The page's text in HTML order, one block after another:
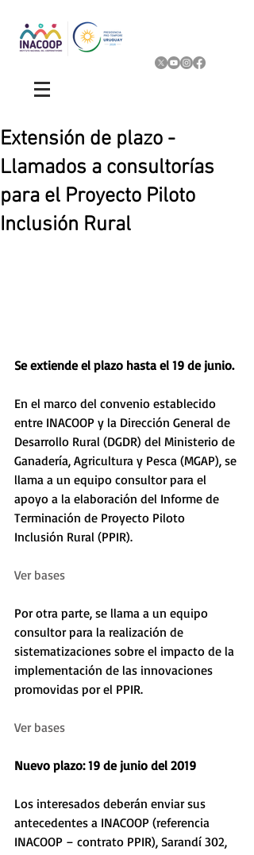
Extensión de plazo -
Llamados a consultorías
para el Proyecto Piloto
Inclusión Rural
Se extiende el plazo hasta el 19 de junio.
En el marco del convenio establecido
entre INACOOP y la Dirección General de
Desarrollo Rural (DGDR) del Ministerio de
Ganadería, Agricultura y Pesca (MGAP), se
llama a un equipo consultor para el
apoyo a la elaboración del Informe de
Terminación de Proyecto Piloto
Inclusión Rural (PPIR).
Ver bases
Por otra parte, se llama a un equipo
consultor para la realización de
sistematizaciones sobre el impacto de la
implementación de las innovaciones
promovidas por el PPIR.
Ver bases
Nuevo plazo: 19 de junio del 2019
Los interesados deberán enviar sus
antecedentes a INACOOP (referencia
INACOOP – contrato PPIR), Sarandí 302,